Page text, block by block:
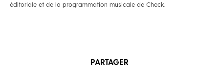
éditoriale et de la programmation musicale de Check.
PARTAGER